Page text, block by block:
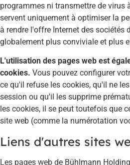
programmes ni transmettre de virus
servent uniquement à optimiser la
à rendre l'offre Internet des sociétés
globalement plus conviviale et plus
L'utilisation des pages web est
cookies. Vous pouvez configurer
ce qu'il refuse les cookies, qu'il ne
session ou qu'il les supprime
les cookies, il se peut toutefois que
site web (comme la numérotation
Liens d'autres sites
Les pages web de Bühlmann